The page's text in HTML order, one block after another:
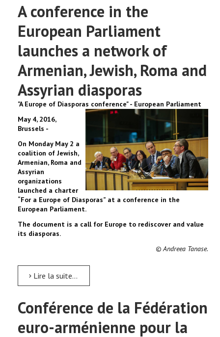
A conference in the
European Parliament
launches a network of
Armenian, Jewish, Roma and
Assyrian diasporas
"A Europe of Diasporas conference" - European Parliament
May 4, 2016,
Brussels -
On Monday May 2 a
coalition of Jewish,
Armenian, Roma and
Assyrian
organizations
launched a charter
“For a Europe of Diasporas” at a conference in the
European Parliament.
The document is a call for Europe to rediscover and value
its diasporas.
© Andreea Tanase.
Lire la suite...
Conférence de la Fédération
euro-arménienne pour la